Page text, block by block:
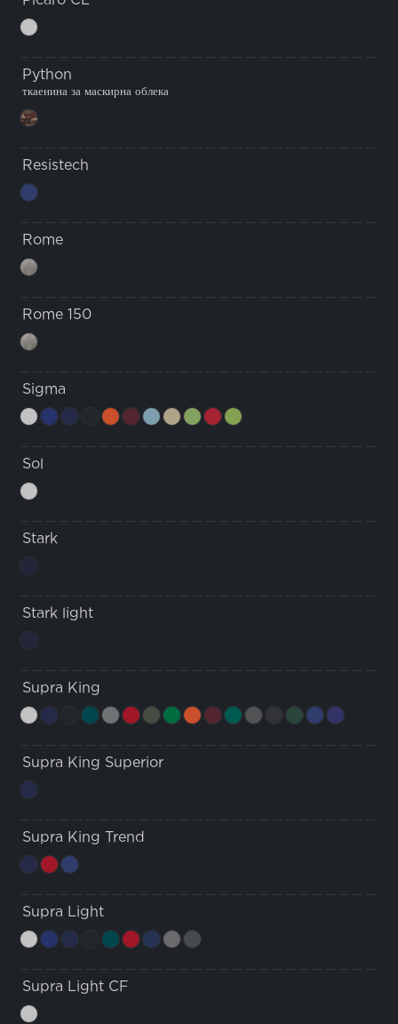
Python
ткаенина за маскирна облека
Resistech
Rome
Rome 150
Sigma
Sol
Stark
Stark light
Supra King
Supra King Superior
Supra King Trend
Supra Light
Supra Light CF